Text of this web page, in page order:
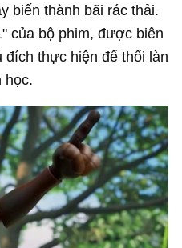
biến thành bãi rác thải.
của bộ phim, được biên
đích thực hiện để thổi làn
học.